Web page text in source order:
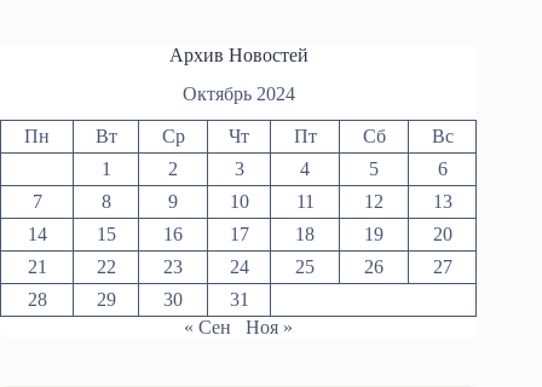
Архив Новостей
Октябрь 2024
Пн Вт Ср Чт Пт Сб
Вс
1
2 3 4 5
6
7
8 9 10 11 12
13
14
15 16 17 18 19
20
21
22 23 24 25 26
27
28
29 30
31
« Сен
Ноя »